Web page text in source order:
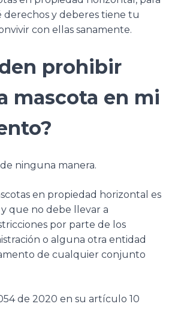
derechos y deberes tiene tu
con ellas sanamente.
prohibir
mascota en mi
ninguna manera.
en propiedad horizontal es
que no debe llevar a
por parte de los
o alguna otra entidad
de cualquier conjunto
de 2020 en su artículo 10